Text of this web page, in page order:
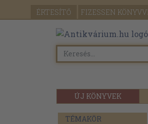
ÉRTESÍTŐ FIZESSEN
ÚJ KÖNYVEK
TÉMAKÖR